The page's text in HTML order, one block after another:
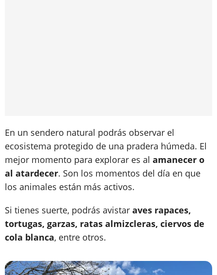
En un sendero natural podrás observar el
ecosistema protegido de una pradera húmeda. El
mejor momento para explorar es al amanecer o
al atardecer. Son los momentos del día en que
los animales están más activos.
Si tienes suerte, podrás avistar aves rapaces,
tortugas, garzas, ratas almizcleras, ciervos de
cola blanca, entre otros.